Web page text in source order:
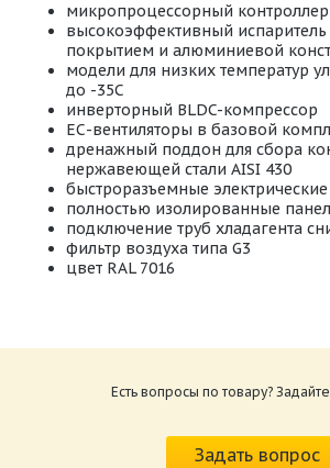
микропроцессорный
высокоэффективный
покрытием и алюминиевой
модели для низких температур
до -35С
инверторный BLDC-компрессор
ЕС-вентиляторы в базовой
дренажный поддон для сбора
нержавеющей стали AISI 430
быстроразъемные
полностью изолированные
подключение труб хладагента
фильтр воздуха типа G3
цвет RAL 7016
Размер: 2.1 Мб
Есть вопросы по товару?
Задать вопрос